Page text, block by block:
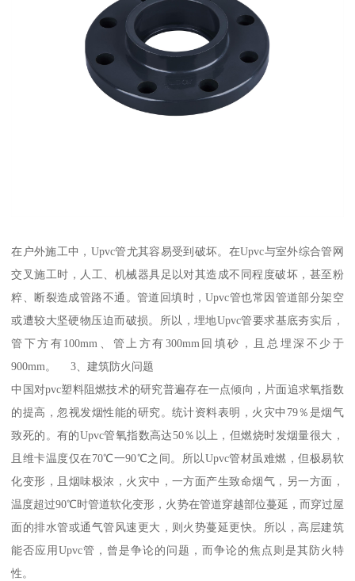
在户外施工中，Upvc管尤其容易受到破坏。在Upvc与室外综合管网
交叉施工时，人工、机械器具足以对其造成不同程度破坏，甚至粉
粹、断裂造成管路不通。管道回填时，Upvc管也常因管道部分架空
或遭较大坚硬物压迫而破损。所以，埋地Upvc管要求基底夯实后，
管下方有100mm、管上方有300mm回填砂，且总埋深不少于
900mm。 3、建筑防火问题
中国对pvc塑料阻燃技术的研究普遍存在一点倾向，片面追求氧指数
的提高，忽视发烟性能的研究。统计资料表明，火灾中79％是烟气
致死的。有的Upvc管氧指数高达50％以上，但燃烧时发烟量很大，
且维卡温度仅在70℃一90℃之间。所以Upvc管材虽难燃，但极易软
化变形，且烟味极浓，火灾中，一方面产生致命烟气，另一方面，
温度超过90℃时管道软化变形，火势在管道穿越部位蔓延，而穿过屋
面的排水管或通气管风速更大，则火势蔓延更快。所以，高层建筑
能否应用Upvc管，曾是争论的问题，而争论的焦点则是其防火特
性。